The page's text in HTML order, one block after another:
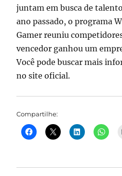
juntam em busca de
ano passado, o programa
Gamer reuniu
vencedor ganhou um
Você pode buscar mais
no site oficial.
Compartilhe: